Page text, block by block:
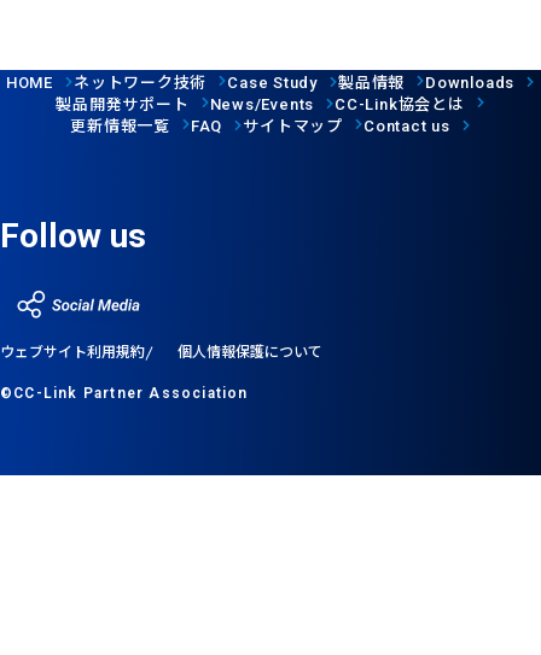
HOME ネットワーク技術 Case Study 製品情報 Downloads
製品開発サポート News/Events CC-Link協会とは
更新情報一覧
FAQ サイトマップ Contact us
Follow us
ウェブサイト利用規約 個人情報保護について
©CC-Link Partner Association